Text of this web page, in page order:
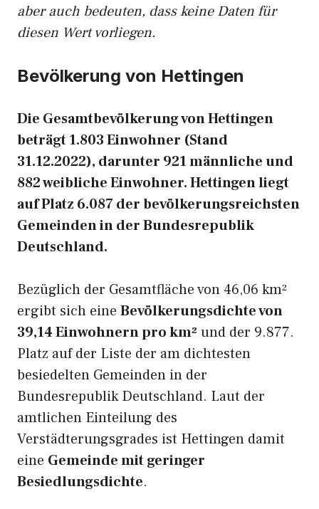
aber auch bedeuten, dass keine Daten für
diesen Wert vorliegen.
Bevölkerung von Hettingen
Die Gesamtbevölkerung von Hettingen
beträgt 1.803 Einwohner (Stand
31.12.2022), darunter 921 männliche und
882 weibliche Einwohner. Hettingen liegt
auf Platz 6.087 der bevölkerungsreichsten
Gemeinden in der Bundesrepublik
Deutschland.
Bezüglich der Gesamtfläche von 46,06 km²
ergibt sich eine Bevölkerungsdichte von
39,14 Einwohnern pro km² und der 9.877.
Platz auf der Liste der am dichtesten
besiedelten Gemeinden in der
Bundesrepublik Deutschland. Laut der
amtlichen Einteilung des
Verstädterungsgrades ist Hettingen damit
eine Gemeinde mit geringer
Besiedlungsdichte.